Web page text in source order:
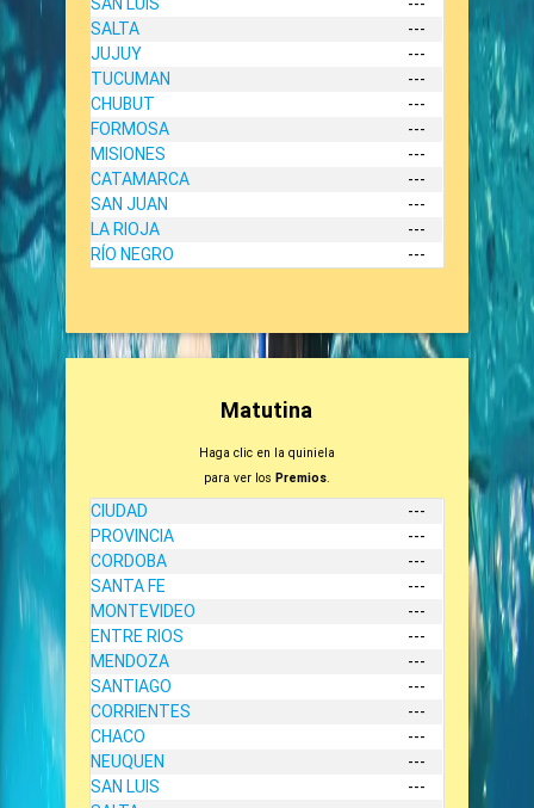
SALTA
---
JUJUY
---
TUCUMAN
---
CHUBUT
---
FORMOSA
---
MISIONES
---
CATAMARCA
---
SAN JUAN
---
LA RIOJA
---
RÍO NEGRO
---
Matutina
Haga clic en la quiniela
para ver los Premios.
CIUDAD
---
PROVINCIA
---
CORDOBA
---
SANTA FE
---
MONTEVIDEO
---
ENTRE RIOS
---
MENDOZA
---
SANTIAGO
---
CORRIENTES
---
CHACO
---
NEUQUEN
---
SAN LUIS
---